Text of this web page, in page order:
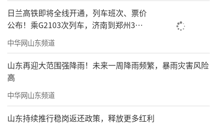
日兰高铁即将全线开通，列车班次、票价
公布！乘G2103次列车，济南到郑州3小
时到达
中华网山东频道
山东再迎大范围强降雨！未来一周降雨频繁，暴雨灾害风险
高
中华网山东频道
山东持续推行稳岗返还政策，释放更多红利